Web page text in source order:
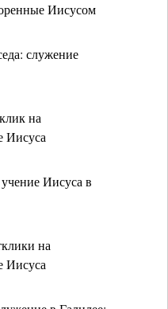
Иисусом
служение
на
Иисуса
Иисуса в
на
Иисуса